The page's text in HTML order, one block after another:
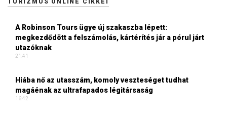
TURIZMUS ONLINE CIKKEI
A Robinson Tours ügye új szakaszba lépett:
megkezdődött a felszámolás, kártérítés jár a pórul járt
utazóknak
21:41
Hiába nő az utasszám, komoly veszteséget tudhat
magáénak az ultrafapados légitársaság
16:42